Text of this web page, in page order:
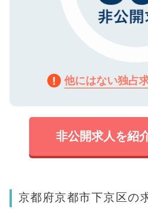
他にはない独占
非公開求人を紹
京都府京都市下京区の